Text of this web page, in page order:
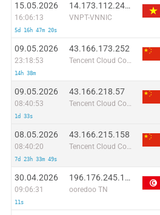
15.05.2026
16:06:13
5d 16h 47m 20s
14.173.112.242:39429
VNPT-VNNIC
09.05.2026
23:18:53
14h 38m
43.166.173.252
Tencent Cloud Computing (Beijing) Co
09.05.2026
08:40:53
1d 33s
43.166.218.57
Tencent Cloud Computing (Beijing) Co
08.05.2026
08:40:20
7d 23h 33m 49s
43.166.215.158
Tencent Cloud Computing (Beijing) Co
30.04.2026
09:06:31
11s
196.176.245.175
ooredoo TN